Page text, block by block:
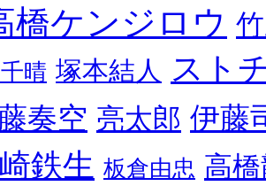
橋ケンジロウ
晴 塚本結人 スト
奏空 亮太郎 伊藤
鉄生 板倉由忠 高